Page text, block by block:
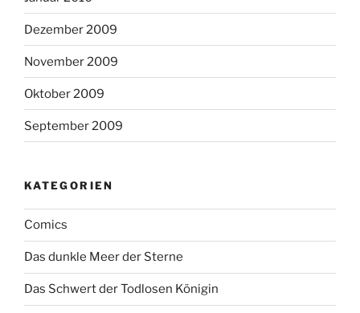
Dezember 2009
November 2009
Oktober 2009
September 2009
KATEGORIEN
Comics
Das dunkle Meer der Sterne
Das Schwert der Todlosen Königin